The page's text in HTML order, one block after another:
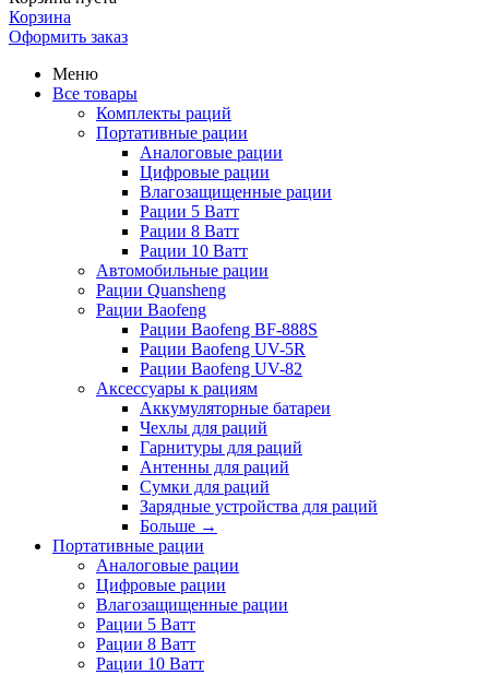
Корзина
Оформить заказ
Меню
Все товары
Комплекты раций
Портативные рации
Аналоговые рации
Цифровые рации
Влагозащищенные рации
Рации 5 Ватт
Рации 8 Ватт
Рации 10 Ватт
Автомобильные рации
Рации Quansheng
Рации Baofeng
Рации Baofeng BF-888S
Рации Baofeng UV-5R
Рации Baofeng UV-82
Аксессуары к рациям
Аккумуляторные батареи
Чехлы для раций
Гарнитуры для раций
Антенны для раций
Сумки для раций
Зарядные устройства для раций
Больше →
Портативные рации
Аналоговые рации
Цифровые рации
Влагозащищенные рации
Рации 5 Ватт
Рации 8 Ватт
Рации 10 Ватт